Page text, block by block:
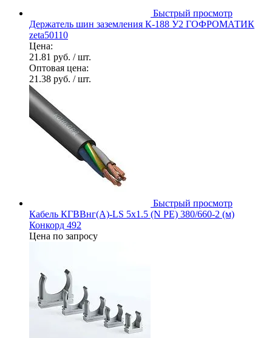
Быстрый просмотр
Держатель шин заземления К-188 У2 ГОФРОМАТИК
zeta50110
Цена:
21.81 руб. / шт.
Оптовая цена:
21.38 руб. / шт.
Быстрый просмотр
Кабель КГВВнг(А)-LS 5х1.5 (N PE) 380/660-2 (м)
Конкорд 492
Цена по запросу